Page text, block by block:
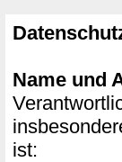
Name und
ist: